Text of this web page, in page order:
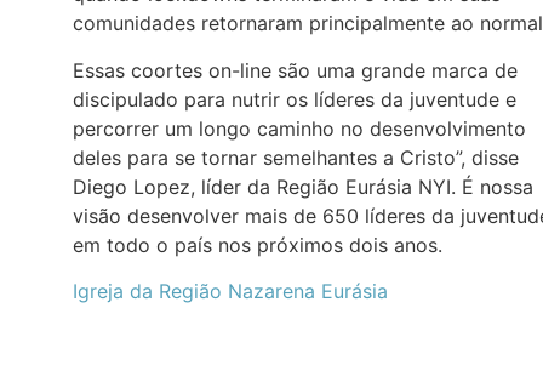
comunidades retornaram principalmente ao
Essas coortes on-line são uma grande marca de
discipulado para nutrir os líderes da juventude e
percorrer um longo caminho no desenvolvimento
deles para se tornar semelhantes a Cristo”, disse
Diego Lopez, líder da Região Eurásia NYI. É nossa
visão desenvolver mais de 650 líderes da
em todo o país nos próximos dois anos.
Igreja da Região Nazarena Eurásia